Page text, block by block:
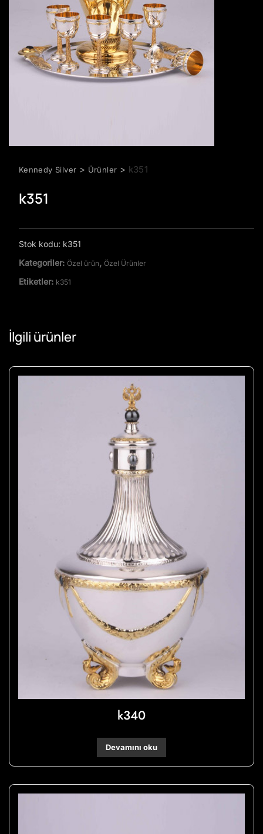
Kennedy Silver > Ürünler > k351
k351
Stok kodu: k351
Kategoriler: Özel ürün, Özel Ürünler
Etiketler: k351
İlgili ürünler
k340
Devamını oku